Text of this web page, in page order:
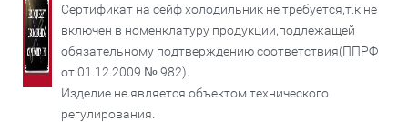
Сертификат на сейф холодильник не требуется,т.к не
включен в номенклатуру продукции,подлежащей
обязательному подтверждению соответствия(ППРФ
от 01.12.2009 № 982).
Изделие не является объектом технического
регулирования.